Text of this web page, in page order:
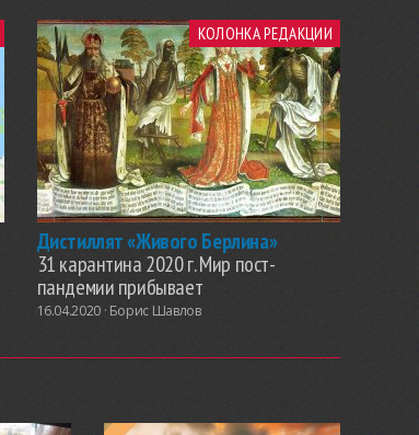
КОЛОНКА РЕДАКЦИИ
Дистиллят «Живого Берлина»
31 карантина 2020 г. Мир пост-
пандемии прибывает
16.04.2020 · Борис Шавлов